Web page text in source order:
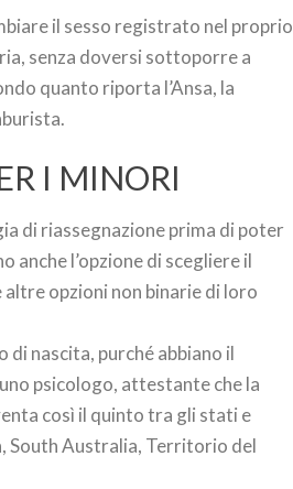
il sesso registrato nel proprio
senza doversi sottoporre a
quanto riporta l’Ansa, la
I MINORI
di riassegnazione prima di poter
l’opzione di scegliere il
opzioni non binarie di loro
nascita, purché abbiano il
psicologo, attestante che la
così il quinto tra gli stati e
South Australia, Territorio del